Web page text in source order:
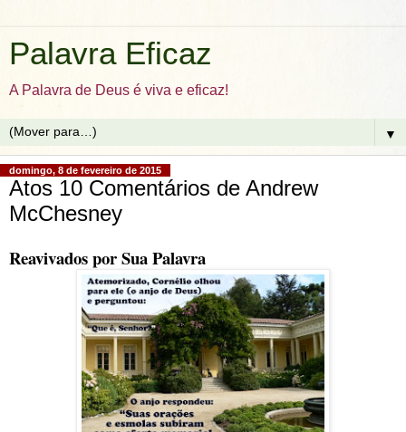
Palavra Eficaz
A Palavra de Deus é viva e eficaz!
▼
domingo, 8 de fevereiro de 2015
Atos 10 Comentários de Andrew
McChesney
Reavivados por Sua Palavra